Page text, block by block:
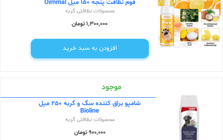
فوم نظافت پنجه 150 میل Oimmal
محصولات نظافتی گربه
1,300,000 تومان
افزودن به سبد خرید
موجود
شامپو براق کننده سگ و گربه 250 میل
Bioline
محصولات نظافتی گربه
900,000 تومان